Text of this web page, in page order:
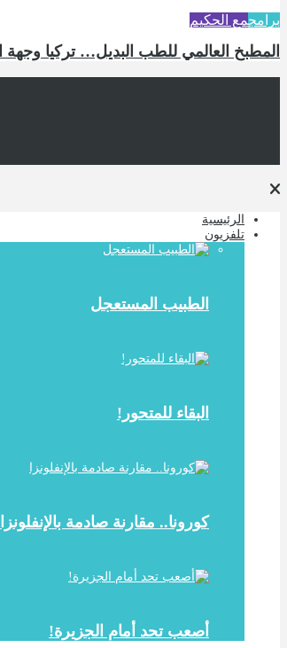
برامجمع الحكيم
المطبخ العالمي للطب البديل… تركيا وجهة
الرئيسية
تلفزيون
الطبيب المستعجل
البقاء للمتحور!
كورونا.. مقارنة صادمة بالإنفلونزا
أصعب تحد أمام الجزيرة!